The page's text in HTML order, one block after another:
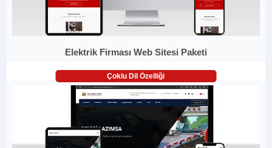
Elektrik Firması Web Sitesi Paketi
Çoklu Dil Özelliği